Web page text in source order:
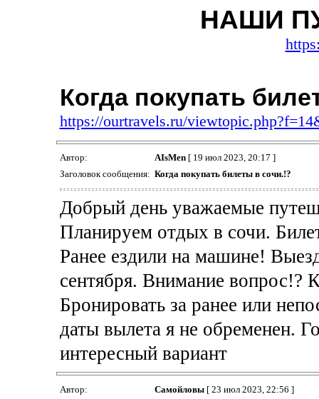
НАШИ
Когда покупать
https://ourtravels.ru/
Автор: AIsMen[ 19 июл 2023, 20:17 ]
Заголовок сообщения: Когда покупать билеты в сочи.!?
Добрый день уважаемые
Планируем отдых в сочи.
Ранее ездили на машине!
сентября. Внимание вопрос!?
Бронировать за ранее или
даты вылета я не обременен.
интересный вариант
Автор: Самойловы[ 23 июл 2023, 22:56 ]